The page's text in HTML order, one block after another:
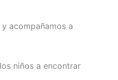
acompañamos a
niños a encontrar